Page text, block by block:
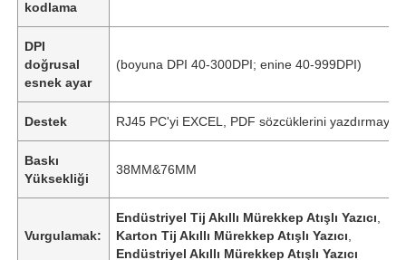
kodlama
DPI
doğrusal
esnek ayar
(boyuna DPI 40-300DPI; enine 40-999DPI)
Destek RJ45 PC'yi EXCEL, PDF sözcüklerini yazdırmaya
Baskı
Yüksekliği
38MM&76MM
Vurgulamak:
Endüstriyel Tij Akıllı Mürekkep Atışlı Yazıcı
Karton Tij Akıllı Mürekkep Atışlı Yazıcı
Endüstriyel Akıllı Mürekkep Atışlı Yazıcı